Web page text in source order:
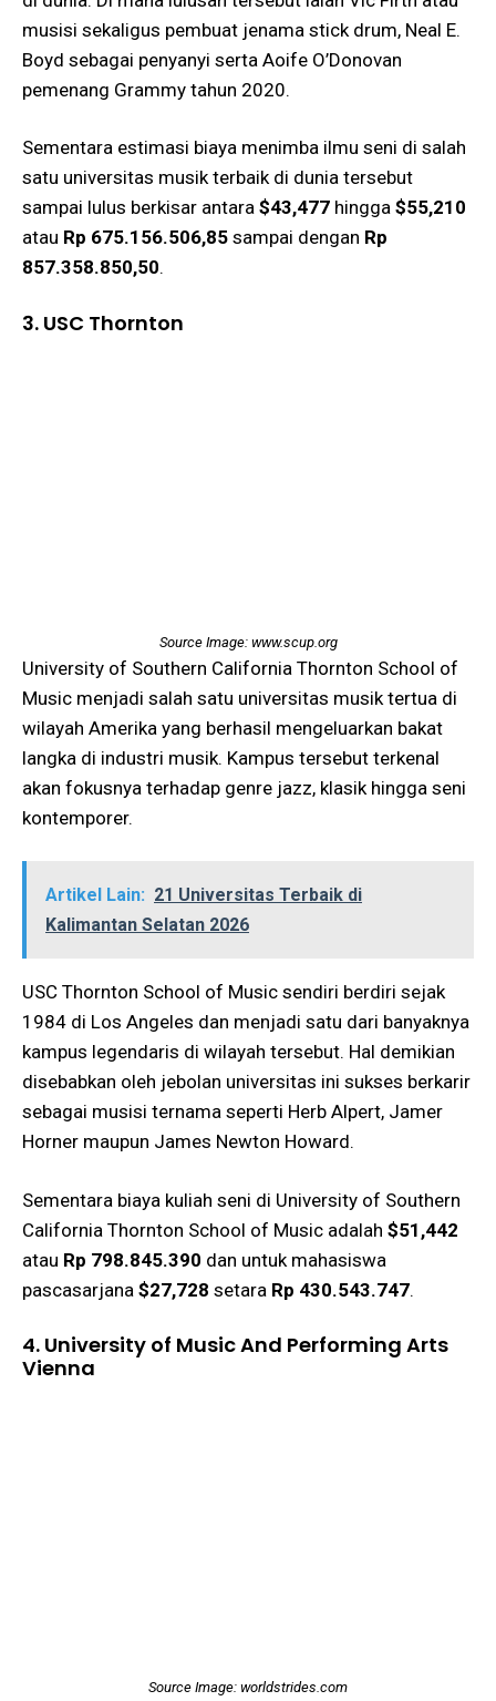
musisi sekaligus pembuat jenama stick drum, Neal E.
Boyd sebagai penyanyi serta Aoife O’Donovan
pemenang Grammy tahun 2020.
Sementara estimasi biaya menimba ilmu seni di salah
satu universitas musik terbaik di dunia tersebut
sampai lulus berkisar antara $43,477 hingga $55,210
atau Rp 675.156.506,85 sampai dengan Rp
857.358.850,50.
3. USC Thornton
Source Image: www.scup.org
University of Southern California Thornton School of
Music menjadi salah satu universitas musik tertua di
wilayah Amerika yang berhasil mengeluarkan bakat
langka di industri musik. Kampus tersebut terkenal
akan fokusnya terhadap genre jazz, klasik hingga seni
kontemporer.
Artikel Lain: 21 Universitas Terbaik di
Kalimantan Selatan 2026
USC Thornton School of Music sendiri berdiri sejak
1984 di Los Angeles dan menjadi satu dari banyaknya
kampus legendaris di wilayah tersebut. Hal demikian
disebabkan oleh jebolan universitas ini sukses berkarir
sebagai musisi ternama seperti Herb Alpert, Jamer
Horner maupun James Newton Howard.
Sementara biaya kuliah seni di University of Southern
California Thornton School of Music adalah $51,442
atau Rp 798.845.390 dan untuk mahasiswa
pascasarjana $27,728 setara Rp 430.543.747.
4. University of Music And Performing Arts
Vienna
Source Image: worldstrides.com